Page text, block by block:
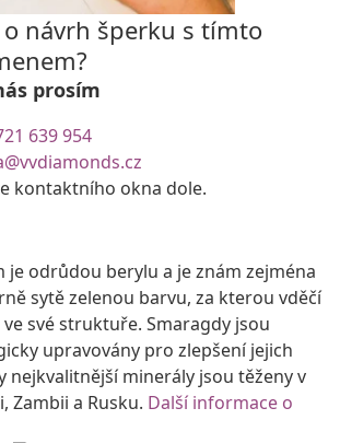
o návrh šperku s tímto
prosím
639 954
kontaktního okna dole.
je odrůdou berylu a je znám zejména
sytě zelenou barvu, za kterou vděčí
své struktuře. Smaragdy jsou
upravovány pro zlepšení jejich
nejkvalitnější minerály jsou těženy v
Zambii a Rusku. Další informace o